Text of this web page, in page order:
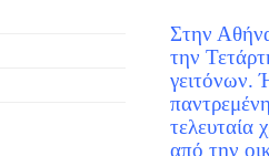
Στην
την
γειτόνων.
τελευταία
από την